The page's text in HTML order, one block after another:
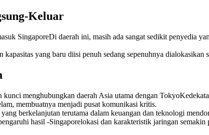
Keluar
SingaporeDi daerah ini, masih ada sangat sedikit penyedia
yang baru diisi penuh sedang sepenuhnya dialokasikan
kunci menghubungkan daerah Asia utama dengan
membuatnya menjadi pusat komunikasi kritis.
berkelanjutan terutama dalam keuangan dan teknologi
hasil -Singaporelokasi dan karakteristik jaringan